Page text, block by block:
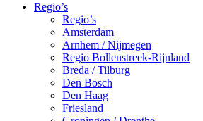
Regio’s
Regio’s
Amsterdam
Arnhem / Nijmegen
Regio Bollenstreek-Rijnland
Breda / Tilburg
Den Bosch
Den Haag
Friesland